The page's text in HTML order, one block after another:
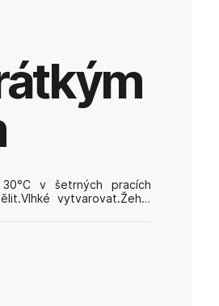
v šetrných pracích
vytvarovat.Žehlit